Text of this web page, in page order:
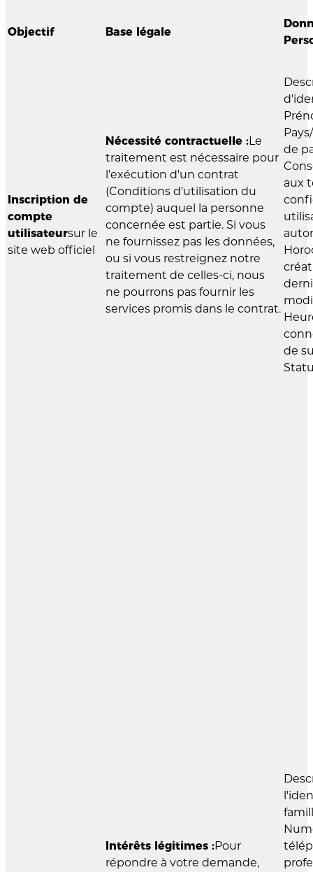
Objectif Base légale
Inscription de
compte
utilisateursur le
site web officiel
Nécessité contractuelle :Le
traitement est nécessaire pour
l'exécution d'un contrat
(Conditions d'utilisation du
compte) auquel la personne
concernée est partie. Si vous
ne fournissez pas les données,
ou si vous restreignez notre
traitement de celles-ci, nous
ne pourrons pas fournir les
services promis dans le contrat.
de
aux
de
Intérêts légitimes :Pour
répondre à votre demande,